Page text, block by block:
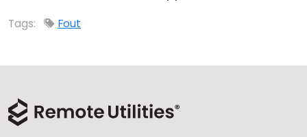
Tags: Fout